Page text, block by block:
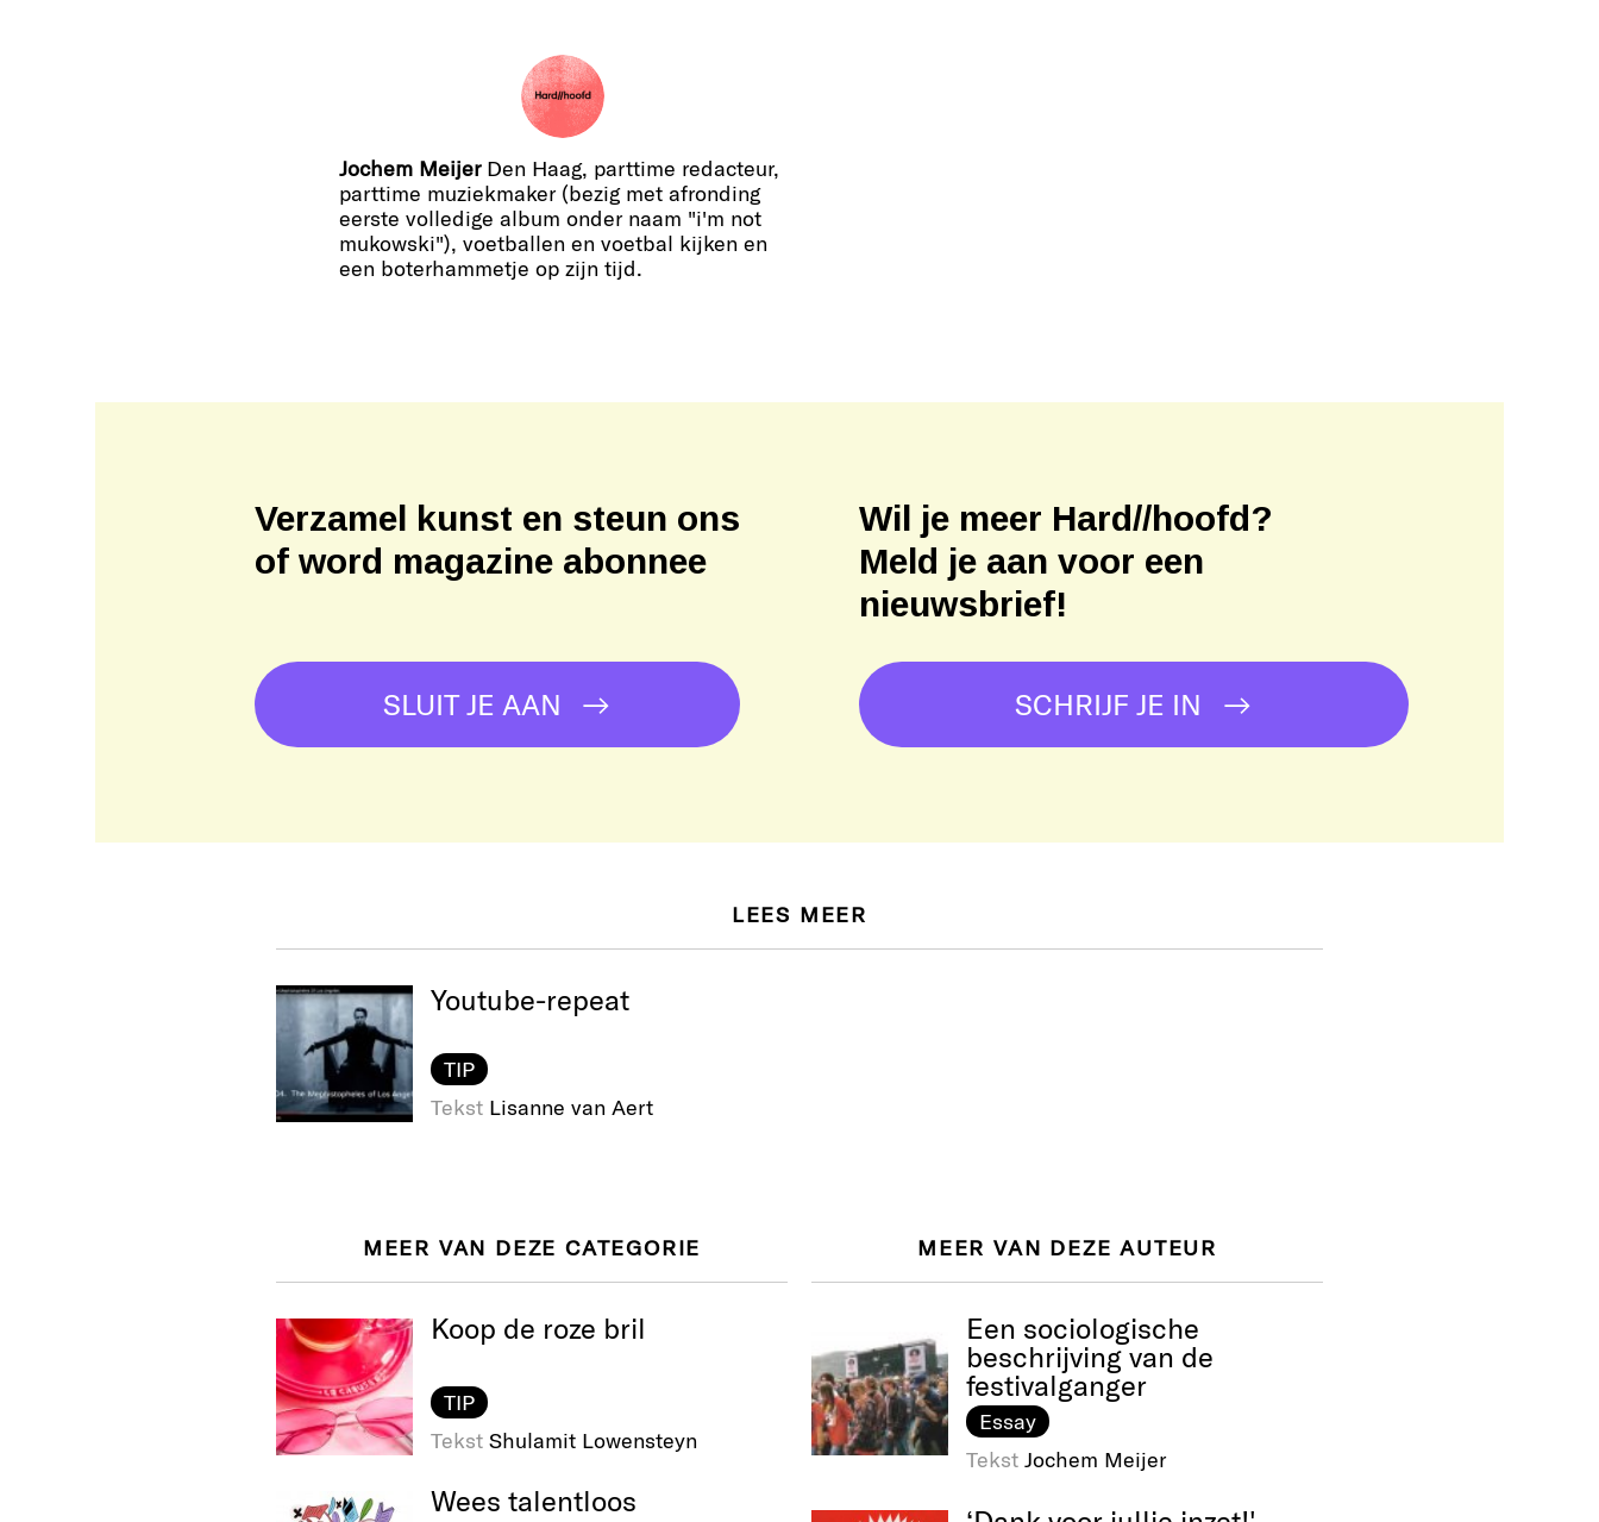
Jochem MeijerDen Haag, parttime redacteur,
parttime muziekmaker (bezig met afronding
eerste volledige album onder naam "i'm not
mukowski"), voetballen en voetbal kijken en
een boterhammetje op zijn tijd.
Verzamel kunst en steun ons
of word magazine abonnee
SLUIT JE AAN
Wil je meer Hard//hoofd?
Meld je aan voor een
nieuwsbrief!
SCHRIJF JE IN
LEES MEER
Youtube-repeat
TIP
Tekst Lisanne van Aert
MEER VAN DEZE CATEGORIE
Koop de roze bril
TIP
Tekst Shulamit Lowensteyn
Wees talentloos
MEER VAN DEZE AUTEUR
Een sociologische
beschrijving van de
festivalganger
Essay
TekstJochem Meijer